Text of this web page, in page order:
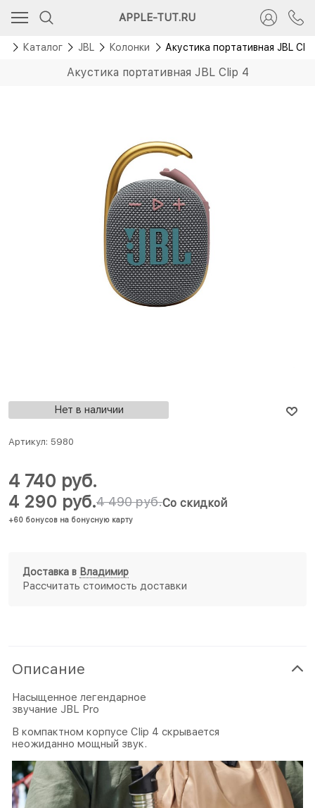
APPLE-TUT.RU
Каталог JBL Колонки Акустика портативная JBL
Акустика портативная JBL Clip 4
Скидка 200 руб.
Нет в наличии
Артикул: 5980
4 490 руб.
4 290 руб.
+60 бонусов на бонусную карту
Со скидкой
4 740 руб.
Доставка в Владимир
Рассчитать стоимость доставки
Описание
Насыщенное легендарное
звучание JBL Pro
В компактном корпусе Clip 4 скрывается
неожиданно мощный звук.